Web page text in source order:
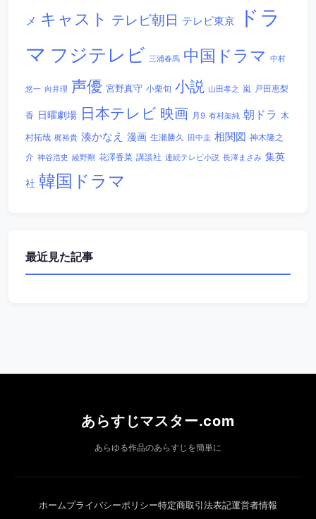
メ キャスト テレビ朝日 テレビ東京
ドラ
マ フジテレビ 三浦春馬 中国ドラマ 中村
悠一 向井理 声優 宮野真守 小栗旬 小説 山田孝之 嵐 戸田恵梨
香 日曜劇場 日本テレビ 映画 月9 有村架純 朝ドラ 木
村拓哉 梶裕貴 湊かなえ 漫画 生瀬勝久 田中圭 相関図 神木隆之
介 神谷浩史 綾野剛 花澤香菜 講談社 連続テレビ小説 長澤まさみ 集英
社 韓国ドラマ
最近見た記事
あらすじマスター.com
あらゆる作品のあらすじを簡単に
ホームプライバシーポリシー特定商取引法表記運営者情報